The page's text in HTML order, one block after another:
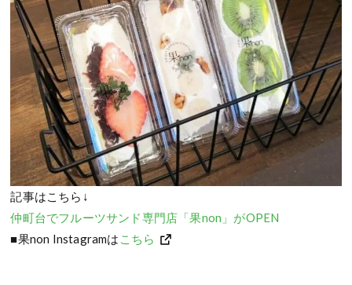
記事はこちら↓
仲町台でフルーツサンド専門店「果non」がOPEN
■果non Instagramは こちら